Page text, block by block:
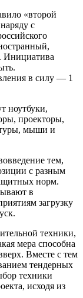
«второй
с
Инициатива
в силу — 1
ноутбуки,
проекторы,
мыши и
тем,
с разным
норм.
в
загрузку
техники,
мера способна
Вместе с тем
тендерных
техники
исходя из